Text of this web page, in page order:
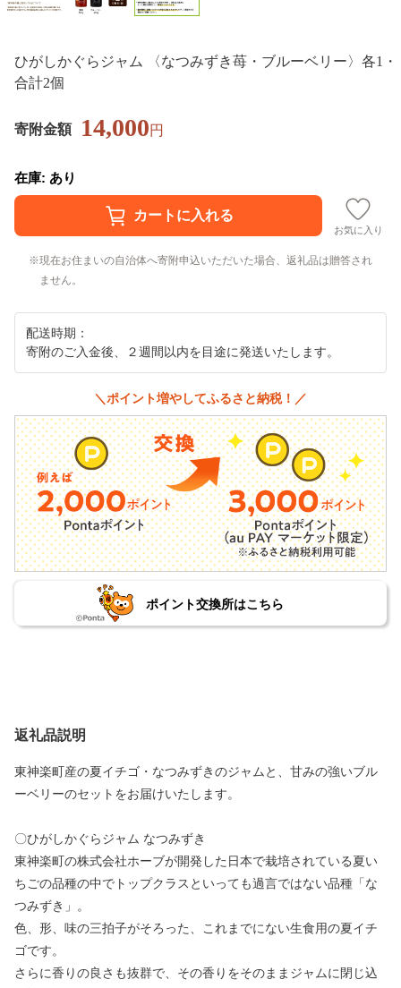
ひがしかぐらジャム 〈なつみずき苺・ブルーベリー〉各1・
合計2個
寄附金額 14,000円
在庫: あり
お気に入り
現在お住まいの自治体へ寄附申込いただいた場合、返礼品は贈答され
ません。
配送時期：
寄附のご入金後、２週間以内を目途に発送いたします。
＼ポイント増やしてふるさと納税！／
ポイント交換所はこちら
返礼品説明
東神楽町産の夏イチゴ・なつみずきのジャムと、甘みの強いブル
ーベリーのセットをお届けいたします。
〇ひがしかぐらジャム なつみずき
東神楽町の株式会社ホーブが開発した日本で栽培されている夏い
ちごの品種の中でトップクラスといっても過言ではない品種「な
つみずき」。
色、形、味の三拍子がそろった、これまでにない生食用の夏イチ
ゴです。
さらに香りの良さも抜群で、その香りをそのままジャムに閉じ込